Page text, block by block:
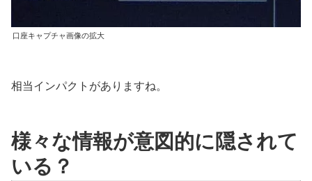
口座キャプチャ画像の拡大
相当インパクトがありますね。
様々な情報が意図的に隠されて
いる？